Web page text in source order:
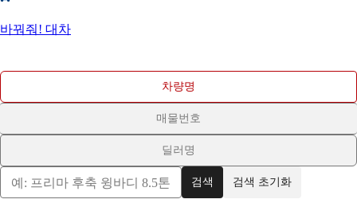
바꿔줘! 대차
차량명
매물번호
딜러명
검색 검색 초기화